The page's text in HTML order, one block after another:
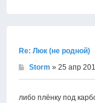
Re: Люк (не родной)
Storm » 25 апр
либо плёнку под